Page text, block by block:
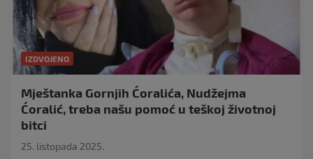
IZDVOJENO
Mještanka Gornjih Ćoralića, Nudžejma
Ćoralić, treba našu pomoć u teškoj životnoj
bitci
25. listopada 2025.